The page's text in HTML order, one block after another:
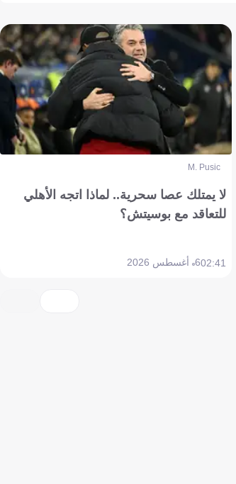
M. Pusic
لا يمتلك عصا سحرية.. لماذا اتجه الأهلي
للتعاقد مع بوسيتش؟
02:416 أغسطس 2026